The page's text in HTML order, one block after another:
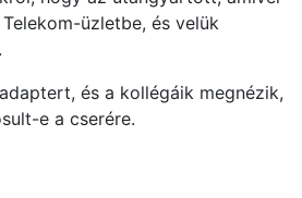
üzletbe, és velük
és a kollégáik megnézik,
e a cserére.